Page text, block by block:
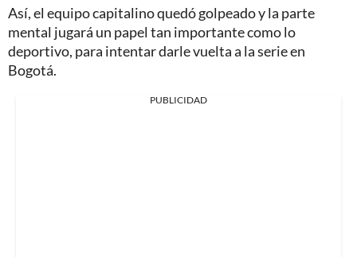
Así, el equipo capitalino quedó golpeado y la parte
mental jugará un papel tan importante como lo
deportivo, para intentar darle vuelta a la serie en
Bogotá.
PUBLICIDAD